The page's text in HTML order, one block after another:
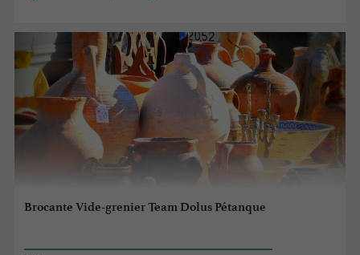
Brocante Vide-grenier Team Dolus Pétanque